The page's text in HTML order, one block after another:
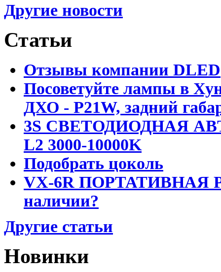
Другие новости
Статьи
Отзывы компании DLED
Посоветуйте лампы в
ДХО - P21W, задний
3S СВЕТОДИОДНАЯ
L2 3000-10000K
Подобрать цоколь
VX-6R ПОРТАТИВНАЯ
наличии?
Другие статьи
Новинки